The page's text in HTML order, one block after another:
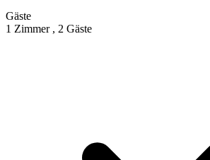
Gäste
1 Zimmer , 2 Gäste